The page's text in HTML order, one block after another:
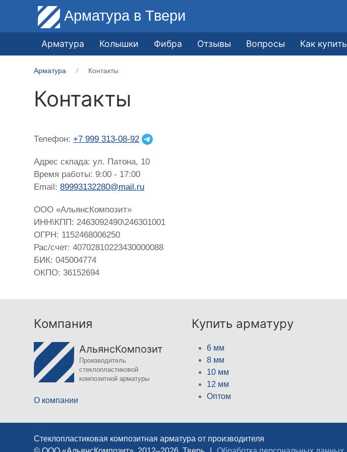
Арматура в Твери
Арматура Колышки Фибра Отзывы Вопросы Как купить
Арматура Контакты
Контакты
Телефон:+7 999 313-08-92
Адрес склада: ул. Патона, 10
Время работы: 9:00 - 17:00
Email:89993132280@mail.ru
ООО «АльянсКомпозит»
ИНН\КПП: 2463092490\246301001
ОГРН: 1152468006250
Рас/счет: 40702810223430000088
БИК: 045004774
ОКПО: 36152694
Компания
АльянсКомпозит
Производитель
стеклопластиковой
композитной арматуры
О компании
Купить арматуру
6 мм
8 мм
10 мм
12 мм
Оптом
Стеклопластиковая композитная арматура от производителя